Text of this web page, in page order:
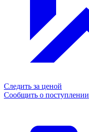
Следить за ценой
Сообщить о поступлении